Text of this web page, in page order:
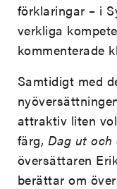
förklaringar – i
verkliga
kommenterade
Samtidigt med
attraktiv liten
färg, Dag ut och
översättaren
berättar om